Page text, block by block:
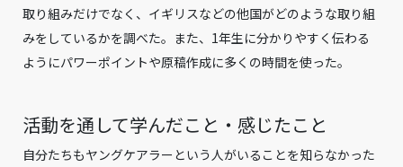
取り組みだけでなく、イギリスなどの他国がどのような取り組
みをしているかを調べた。また、1年生に分かりやすく伝わる
ようにパワーポイントや原稿作成に多くの時間を使った。
活動を通して学んだこと・感じたこと
自分たちもヤングケアラーという人がいることを知らなかった